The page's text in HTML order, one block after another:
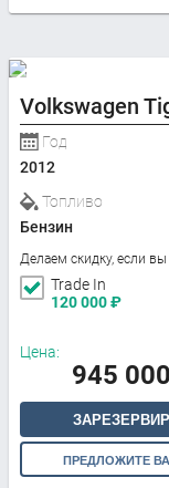
Volkswagen
Год
2012
Топливо
Бензин
Делаем скидку, если вы
Trade In
120 000₽
Цена:
945 000
ПРЕДЛОЖИТЕ